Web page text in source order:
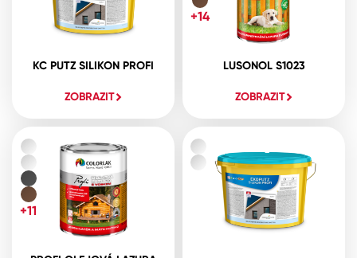
KC PUTZ SILIKON PROFI
ZOBRAZIT
LUSONOL S1023
ZOBRAZIT
+14
+11